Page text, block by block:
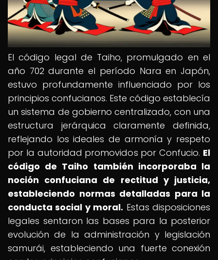
El código legal de Taiho, promulgado en el
año 702 durante el período Nara en Japón,
estuvo profundamente influenciado por los
principios confucianos. Este código establecía
un sistema de gobierno centralizado, con una
estructura jerárquica claramente definida,
reflejando los ideales de armonía y respeto
por la autoridad promovidos por Confucio. El
código de Taiho también incorporaba la
noción confuciana de rectitud y justicia,
estableciendo normas detalladas para la
conducta social y moral. Estas disposiciones
legales sentaron las bases para la posterior
evolución de la administración y legislación
samurái, estableciendo una fuerte conexión